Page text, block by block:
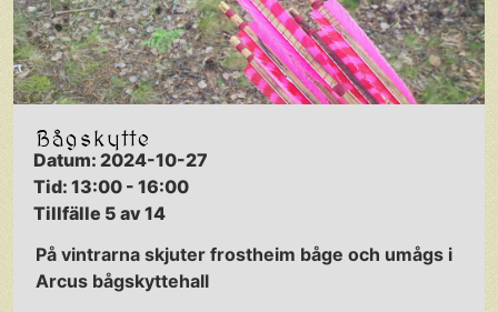
Bågskytte
Datum: 2024-10-27
Tid: 13:00 - 16:00
Tillfälle 5 av 14
På vintrarna skjuter frostheim båge och umågs i
Arcus bågskyttehall